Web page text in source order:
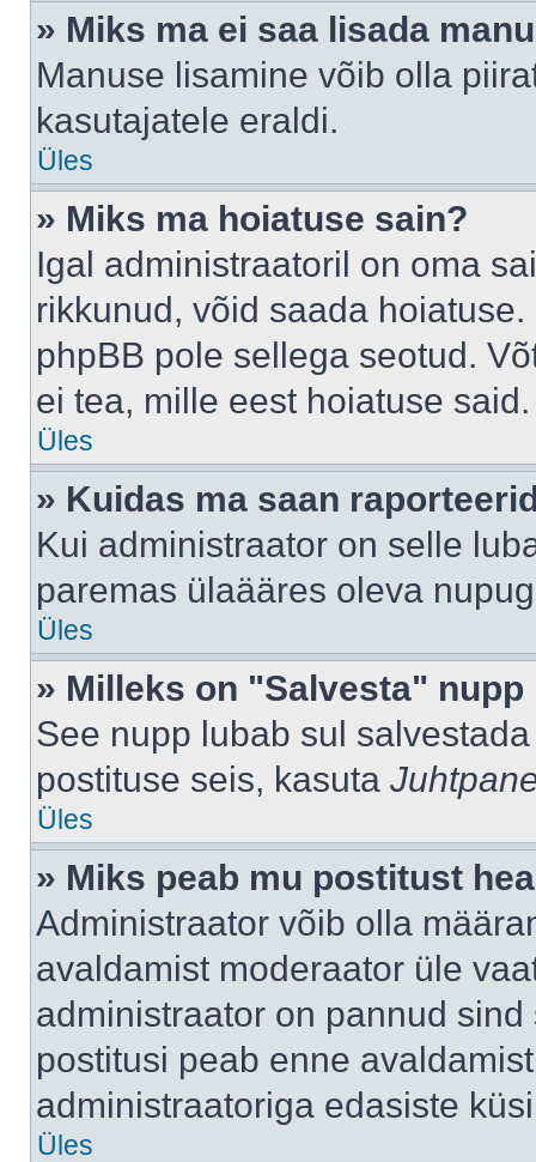
» Miks ma ei saa lisada
Manuse lisamine võib olla
kasutajatele eraldi.
Üles
» Miks ma hoiatuse sain?
Igal administraatoril on oma
rikkunud, võid saada
phpBB pole sellega seotud.
ei tea, mille eest hoiatuse said.
Üles
» Kuidas ma saan
Kui administraator on selle
paremas ülaääres oleva
Üles
» Milleks on "Salvesta"
See nupp lubab sul
postituse seis, kasuta
Üles
» Miks peab mu postitust
Administraator võib olla
avaldamist moderaator üle
administraator on pannud
postitusi peab enne
administraatoriga edasiste
Üles